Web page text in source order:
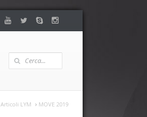
Articoli LYM MOVE 2019